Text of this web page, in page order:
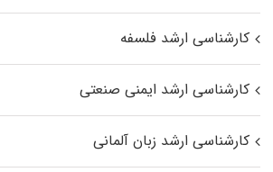
کارشناسی ارشد فلسفه
کارشناسی ارشد ایمنی صنعتی
کارشناسی ارشد زبان آلمانی